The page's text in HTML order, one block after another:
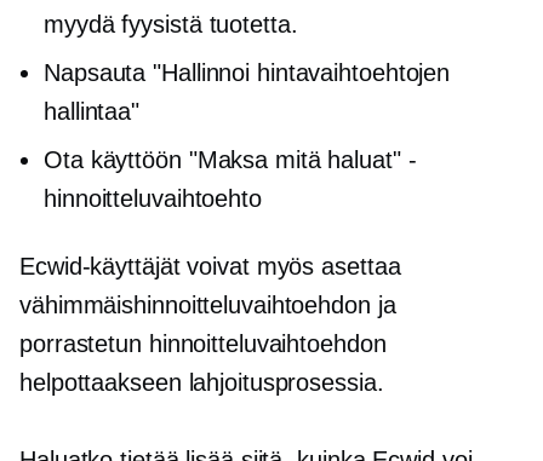
myydä fyysistä tuotetta.
Napsauta "Hallinnoi hintavaihtoehtojen
hallintaa"
Ota käyttöön "Maksa mitä haluat" -
hinnoitteluvaihtoehto
Ecwid-käyttäjät voivat myös asettaa
vähimmäishinnoitteluvaihtoehdon ja
porrastetun hinnoitteluvaihtoehdon
helpottaakseen lahjoitusprosessia.